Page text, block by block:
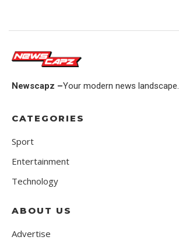
Newscapz –Your modern news landscape.
CATEGORIES
Sport
Entertainment
Technology
ABOUT US
Advertise